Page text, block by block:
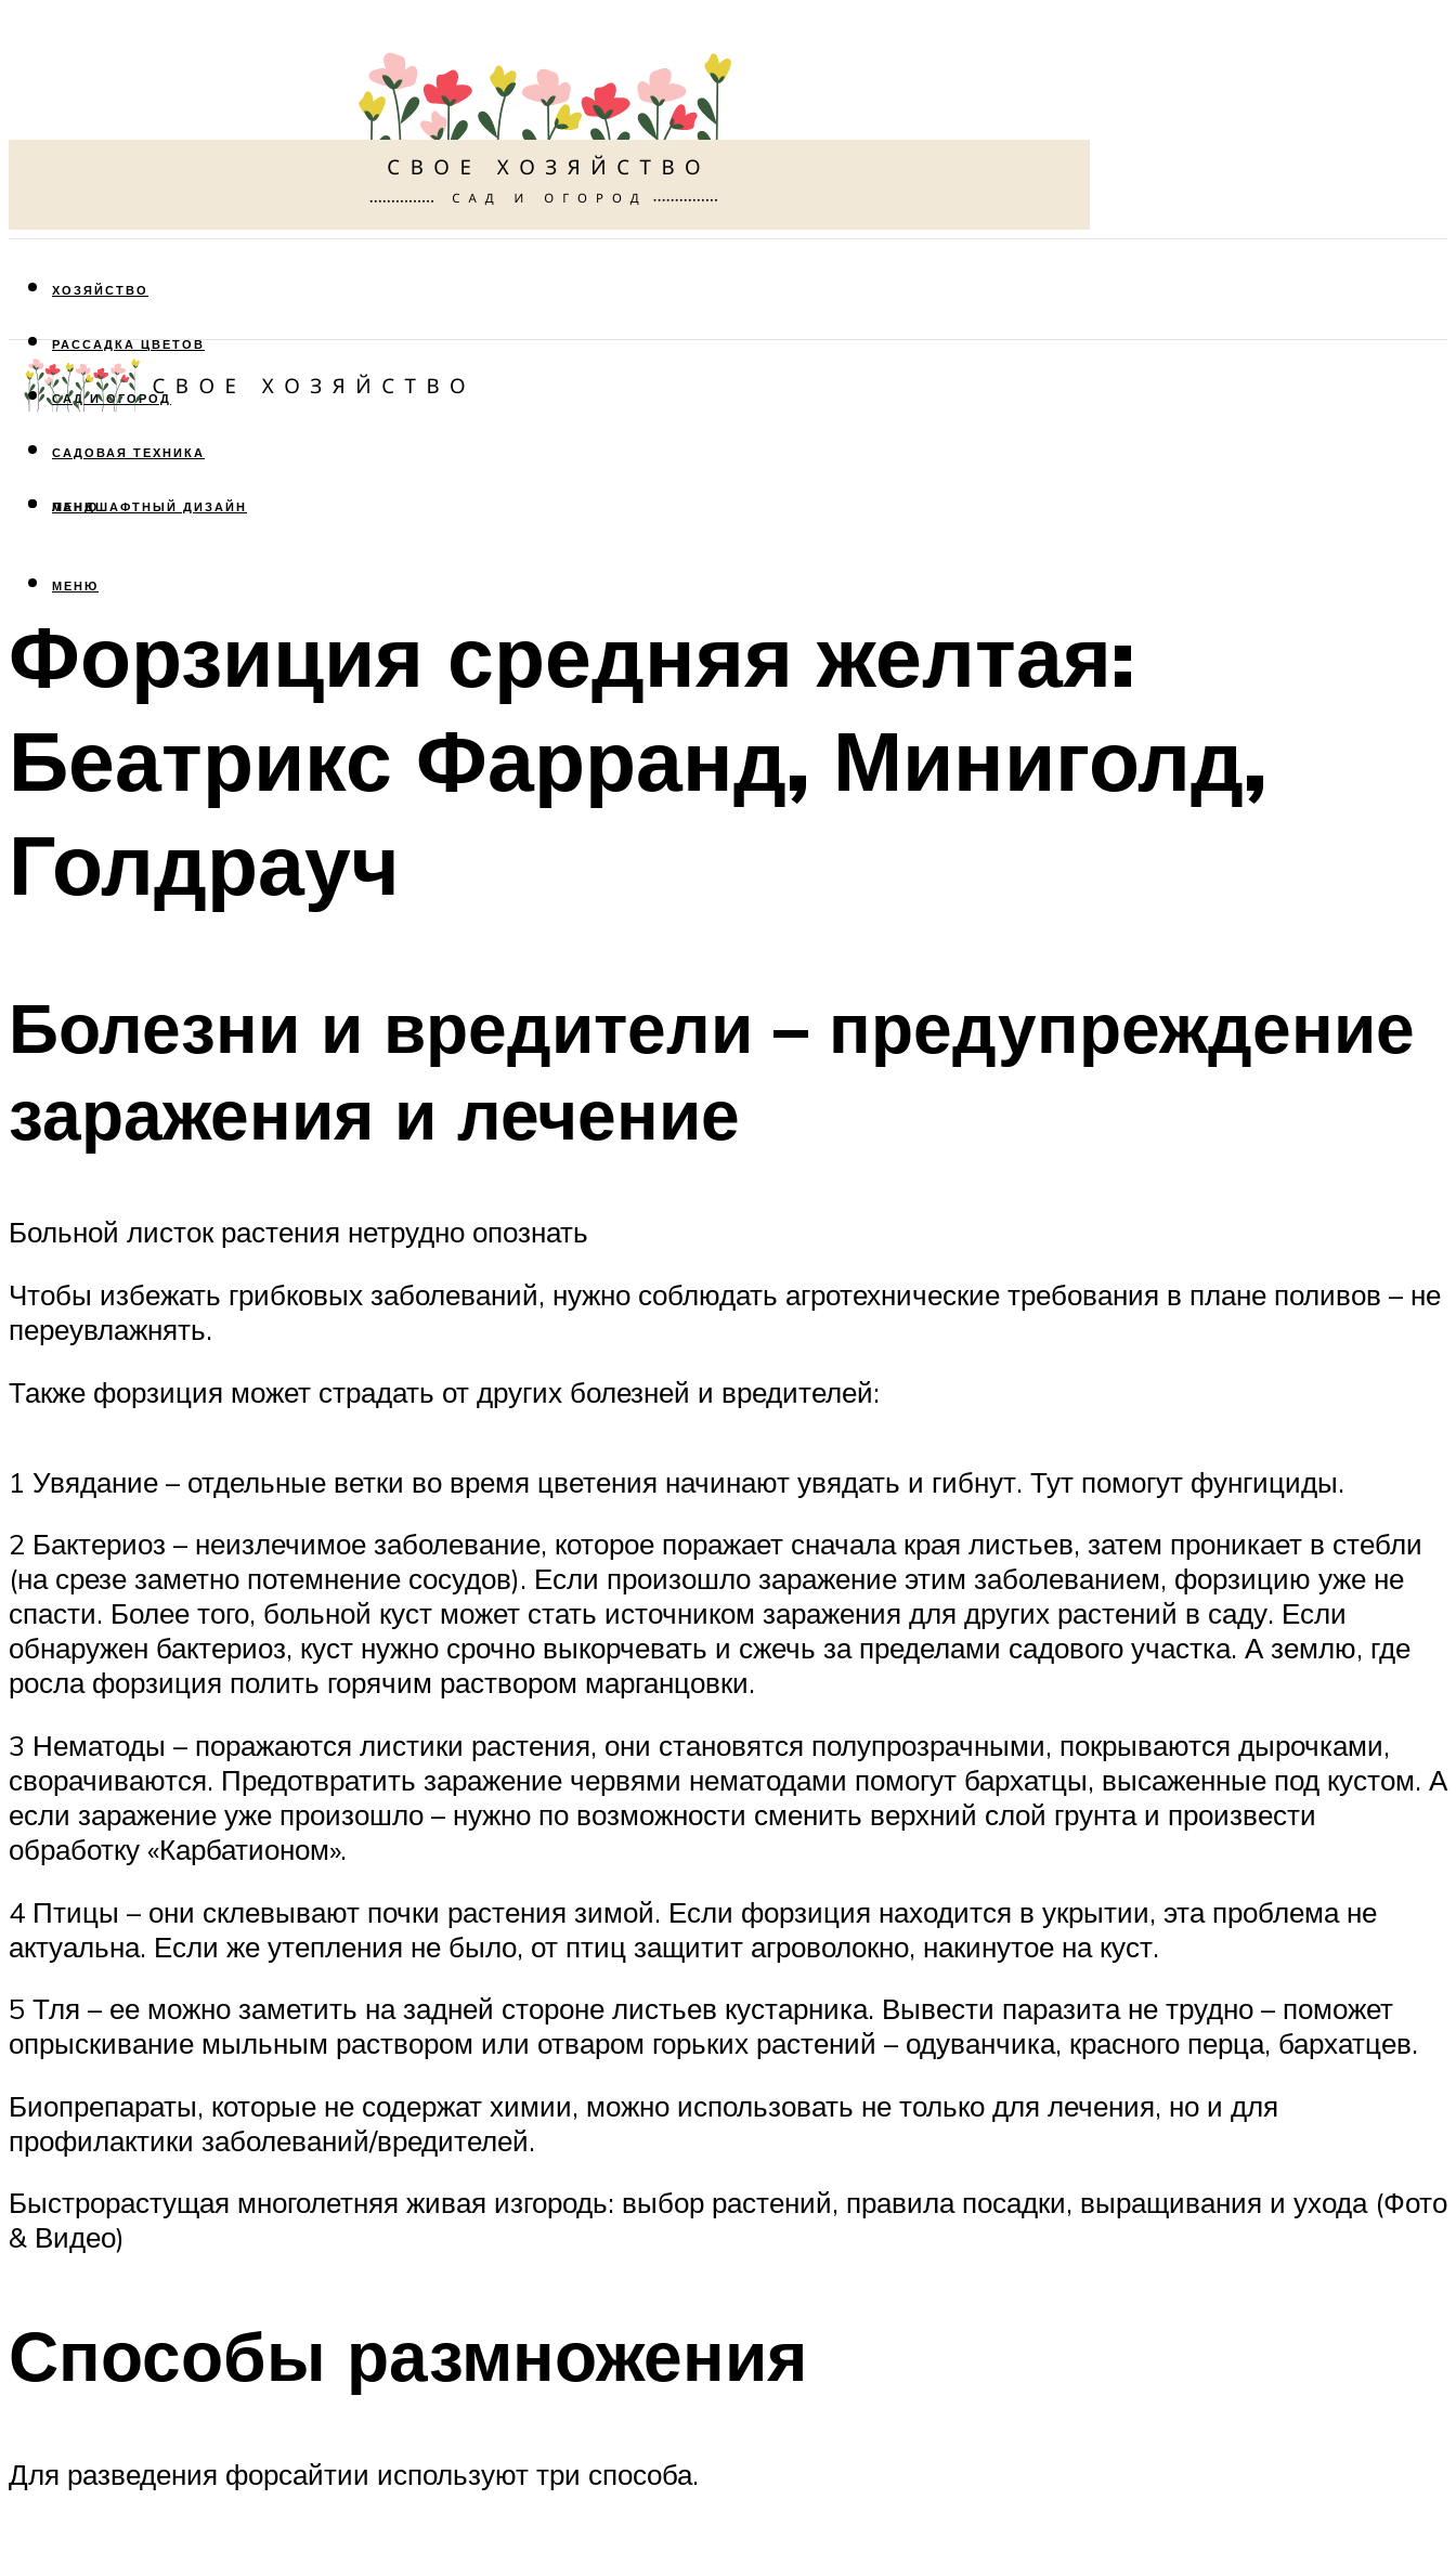
ХОЗЯЙСТВО
РАССАДКА ЦВЕТОВ
САД И ОГОРОД
САДОВАЯ ТЕХНИКА
ЛАНДШАФТНЫЙ ДИЗАЙН
МЕНЮ
МЕНЮ
Форзиция средняя желтая:
Беатрикс Фарранд, Миниголд,
Голдрауч
Болезни и вредители – предупреждение
заражения и лечение
Больной листок растения нетрудно опознать
Чтобы избежать грибковых заболеваний, нужно соблюдать агротехнические требования в плане поливов – не
переувлажнять.
Также форзиция может страдать от других болезней и вредителей:
1 Увядание – отдельные ветки во время цветения начинают увядать и гибнут. Тут помогут фунгициды.
2 Бактериоз – неизлечимое заболевание, которое поражает сначала края листьев, затем проникает в стебли
(на срезе заметно потемнение сосудов). Если произошло заражение этим заболеванием, форзицию уже не
спасти. Более того, больной куст может стать источником заражения для других растений в саду. Если
обнаружен бактериоз, куст нужно срочно выкорчевать и сжечь за пределами садового участка. А землю, где
росла форзиция полить горячим раствором марганцовки.
3 Нематоды – поражаются листики растения, они становятся полупрозрачными, покрываются дырочками,
сворачиваются. Предотвратить заражение червями нематодами помогут бархатцы, высаженные под кустом. А
если заражение уже произошло – нужно по возможности сменить верхний слой грунта и произвести
обработку «Карбатионом».
4 Птицы – они склевывают почки растения зимой. Если форзиция находится в укрытии, эта проблема не
актуальна. Если же утепления не было, от птиц защитит агроволокно, накинутое на куст.
5 Тля – ее можно заметить на задней стороне листьев кустарника. Вывести паразита не трудно – поможет
опрыскивание мыльным раствором или отваром горьких растений – одуванчика, красного перца, бархатцев.
Биопрепараты, которые не содержат химии, можно использовать не только для лечения, но и для
профилактики заболеваний/вредителей.
Быстрорастущая многолетняя живая изгородь: выбор растений, правила посадки, выращивания и ухода (Фото
& Видео)
Способы размножения
Для разведения форсайтии используют три способа.